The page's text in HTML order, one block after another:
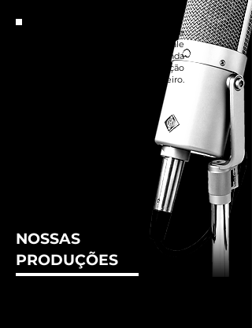
“Espaço sensacional, equipamento e
tecnologia única no mercado! Vale
muito a pena. Confesso que ainda
não encontrei estúdio de gravação
melhor no Rio de Janeiro.
NOSSAS
PRODUÇÕES